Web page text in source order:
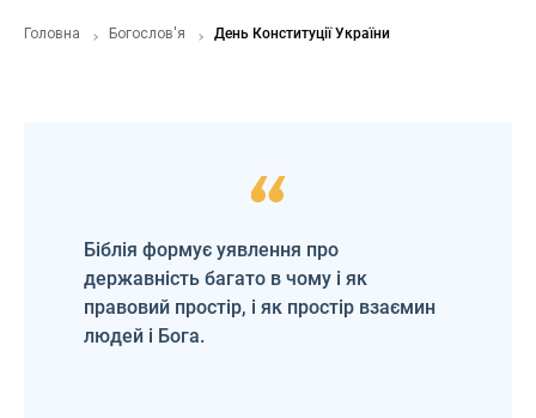
Головна Богослов'я День Конституції України
Біблія формує уявлення про
державність багато в чому і як
правовий простір, і як простір взаємин
людей і Бога.